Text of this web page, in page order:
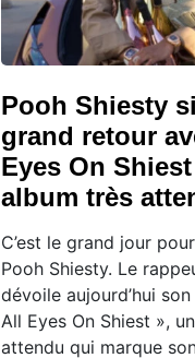
Pooh Shiesty
grand retour
Eyes On
album très
C’est le grand jour
Pooh Shiesty. Le
dévoile aujourd’hui
All Eyes On Shiest »,
attendu qui marque